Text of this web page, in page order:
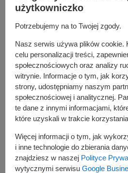
Maj
2025
WYDARZENIE
Zapraszamy! :)
użytkowniczko
Potrzebujemy na to Twojej zgody.
Nasz serwis używa plików cookie.
celu personalizacji treści,
społecznościowych oraz analizy
witrynie. Informacje o tym, jak
strony, udostępniamy naszym
społecznościowej i analitycznej.
te dane z innymi informacjami,
które uzyskali w trakcie
Więcej informacji o tym, jak
i inne technologie do zbierania
znajdziesz w naszej Polityce
wytycznymi serwisuGoogle